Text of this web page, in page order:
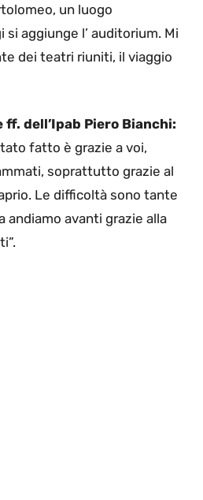
un luogo
aggiunge l’ auditorium. Mi
dei teatri riuniti, il viaggio
ff. dell’Ipab Piero Bianchi:
fatto è grazie a voi,
soprattutto grazie al
Le difficoltà sono tante
andiamo avanti grazie alla